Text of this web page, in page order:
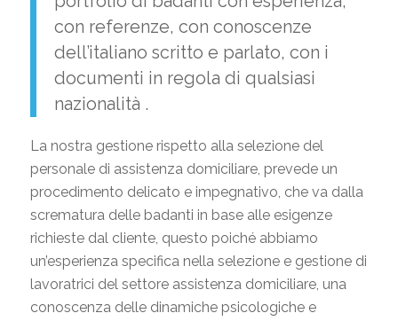
con referenze, con conoscenze
dell’italiano scritto e parlato, con i
documenti in regola di qualsiasi
nazionalità .
La nostra gestione rispetto alla selezione del
personale di assistenza domiciliare, prevede un
procedimento delicato e impegnativo, che va dalla
scrematura delle badanti in base alle esigenze
richieste dal cliente, questo poiché abbiamo
un’esperienza specifica nella selezione e gestione di
lavoratrici del settore assistenza domiciliare, una
conoscenza delle dinamiche psicologiche e